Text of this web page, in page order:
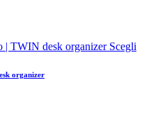
Scegli
organizer